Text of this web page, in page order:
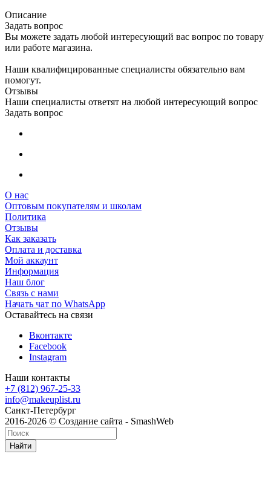
Описание
Задать вопрос
Вы можете задать любой интересующий вас вопрос по товару
или работе магазина.
Наши квалифицированные специалисты обязательно вам
помогут.
Отзывы
Наши специалисты ответят на любой интересующий вопрос
Задать вопрос
О нас
Оптовым покупателям и школам
Политика
Отзывы
Как заказать
Оплата и доставка
Мой аккаунт
Информация
Наш блог
Связь с нами
Начать чат по WhatsApp
Оставайтесь на связи
Вконтакте
Facebook
Instagram
Наши контакты
+7 (812) 967-25-33
info@makeuplist.ru
Санкт-Петербург
2016-2026 © Создание сайта - SmashWeb
Найти